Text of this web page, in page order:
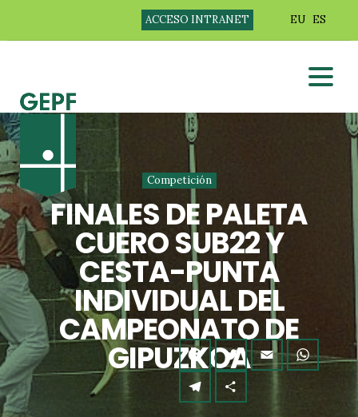
ACCESO INTRANET EU ES
Competición
FINALES DE PALETA
CUERO SUB22 Y
CESTA-PUNTA
INDIVIDUAL DEL
CAMPEONATO DE
GIPUZKOA